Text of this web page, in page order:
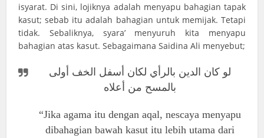
isyarat. Di sini, lojiknya adalah menyapu bahagian tapak
kasut; sebab itu adalah bahagian untuk memijak. Tetapi
tidak. Sebaliknya, syara’ menyuruh kita menyapu
bahagian atas kasut. Sebagaimana Saidina Ali menyebut;
لو كان الدين بالرأي لكان أسفل الخف أولى
بالمسح من أعلاه
“Jika agama itu dengan aqal, nescaya menyapu
dibahagian bawah kasut itu lebih utama dari